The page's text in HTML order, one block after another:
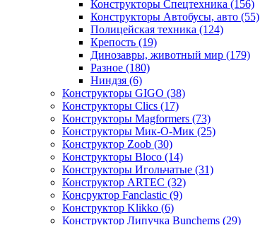
Конструкторы Спецтехника (156)
Конструкторы Автобусы, авто (55)
Полицейская техника (124)
Крепость (19)
Динозавры, животный мир (179)
Разное (180)
Ниндзя (6)
Конструкторы GIGO (38)
Конструкторы Clics (17)
Конструкторы Magformers (73)
Конструкторы Мик-О-Мик (25)
Конструктор Zoob (30)
Конструкторы Bloco (14)
Конструкторы Игольчатые (31)
Конструктор ARTEC (32)
Консруктор Fanclastic (9)
Конструктор Klikko (6)
Конструктор Липучка Bunchems (29)